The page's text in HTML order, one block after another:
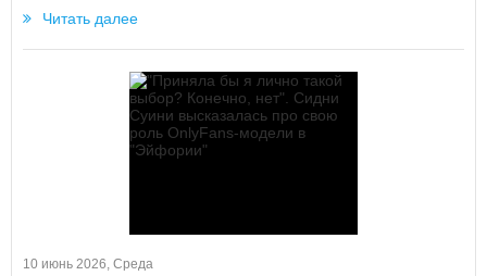
Читать далее
10 июнь 2026, Среда